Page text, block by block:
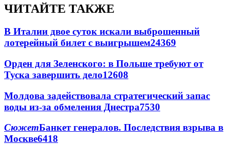
ЧИТАЙТЕ ТАКЖЕ
В Италии двое суток искали выброшенный
лотерейный билет с выигрышем24369
Орден для Зеленского: в Польше требуют от
Туска завершить дело12608
Молдова задействовала стратегический запас
воды из-за обмеления Днестра7530
СюжетБанкет генералов. Последствия взрыва в
Москве6418